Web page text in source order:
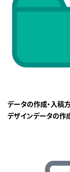
データの作成・入稿
デザインデータの作